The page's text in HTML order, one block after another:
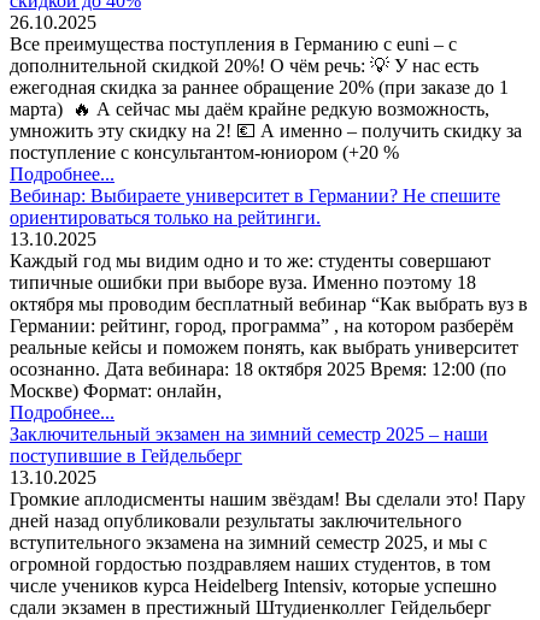
26.10.2025
Все преимущества поступления в Германию с euni – с
дополнительной скидкой 20%! О чём речь: 💡 У нас есть
ежегодная скидка за раннее обращение 20% (при заказе до 1
марта) 🔥 А сейчас мы даём крайне редкую возможность,
умножить эту скидку на 2! 💶 А именно – получить скидку за
поступление с консультантом-юниором (+20 %
Подробнее...
Вебинар: Выбираете университет в Германии? Не спешите
ориентироваться только на рейтинги.
13.10.2025
Каждый год мы видим одно и то же: студенты совершают
типичные ошибки при выборе вуза. Именно поэтому 18
октября мы проводим бесплатный вебинар “Как выбрать вуз в
Германии: рейтинг, город, программа” , на котором разберём
реальные кейсы и поможем понять, как выбрать университет
осознанно. Дата вебинара: 18 октября 2025 Время: 12:00 (по
Москве) Формат: онлайн,
Подробнее...
Заключительный экзамен на зимний семестр 2025 – наши
поступившие в Гейдельберг
13.10.2025
Громкие аплодисменты нашим звёздам! Вы сделали это! Пару
дней назад опубликовали результаты заключительного
вступительного экзамена на зимний семестр 2025, и мы с
огромной гордостью поздравляем наших студентов, в том
числе учеников курса Heidelberg Intensiv, которые успешно
сдали экзамен в престижный Штудиенколлег Гейдельберг